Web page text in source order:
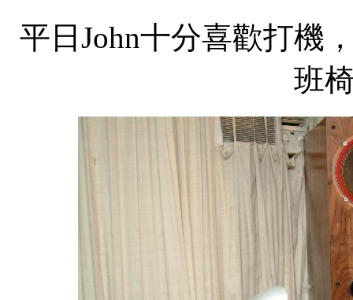
平日John十分喜歡打機
班